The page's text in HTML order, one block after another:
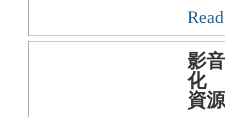
影
化
資